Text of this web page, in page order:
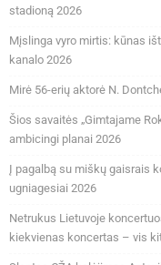
stadioną 2026
Mįslinga vyro mirtis: kūnas
kanalo 2026
Mirė 56-erių aktorė N.
Šios savaitės „Gimtajame
ambicingi planai 2026
Į pagalbą su miškų gaisrais
ugniagesiai 2026
Netrukus Lietuvoje
kiekvienas koncertas – vis